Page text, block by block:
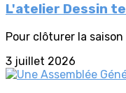
L'atelier Dessin
Pour clôturer la
3 juillet 2026